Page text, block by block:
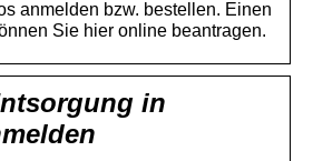
anmelden bzw. bestellen. Einen
Sie hier online beantragen.
in